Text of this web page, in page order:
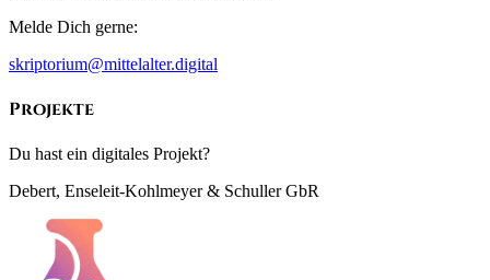
Melde Dich gerne:
skriptorium@mittelalter.digital
Projekte
Du hast ein digitales Projekt?
Debert, Enseleit-Kohlmeyer & Schuller GbR